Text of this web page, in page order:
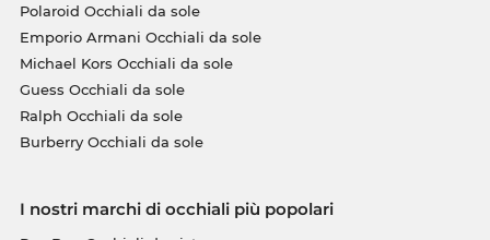
Polaroid Occhiali da sole
Emporio Armani Occhiali da sole
Michael Kors Occhiali da sole
Guess Occhiali da sole
Ralph Occhiali da sole
Burberry Occhiali da sole
I nostri marchi di occhiali più popolari